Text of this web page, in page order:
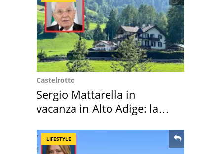
Castelrotto
Sergio Mattarella in
vacanza in Alto Adige: la
LIFESTYLE